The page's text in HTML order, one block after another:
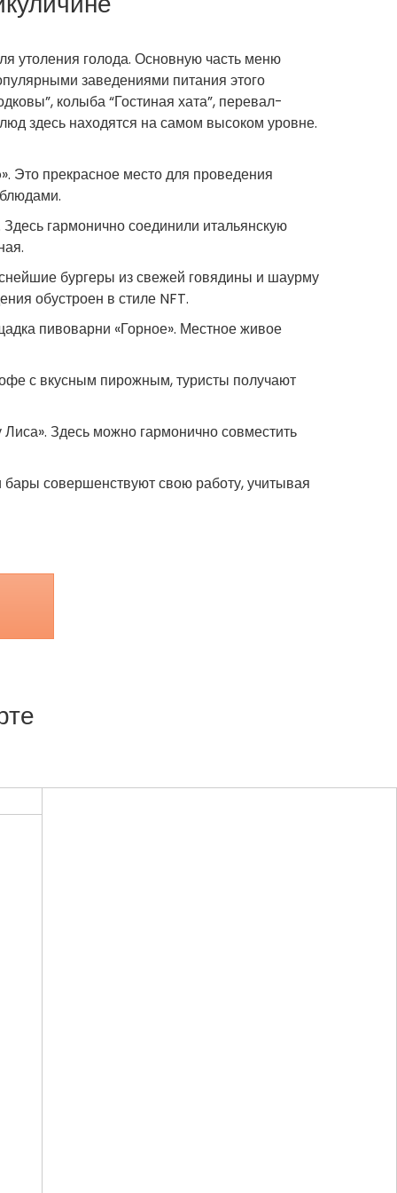
утоления голода. Основную часть меню
заведениями питания этого
колыба “Гостиная хата”, перевал-
здесь находятся на самом высоком уровне.
Это прекрасное место для проведения
гармонично соединили итальянскую
бургеры из свежей говядины и шаурму
обустроен в стиле NFT.
пивоварни «Горное». Местное живое
с вкусным пирожным, туристы получают
Здесь можно гармонично совместить
совершенствуют свою работу, учитывая